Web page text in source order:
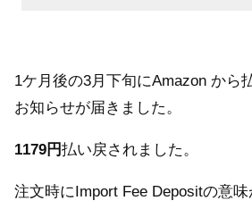
1ケ月後の3月下旬にAmazon から
お知らせが届きました。
1179円払い戻されました。
注文時にImport Fee Depositの意